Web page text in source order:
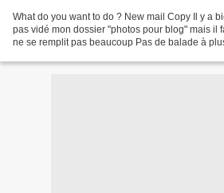
What do you want to do ? New mail Copy Il y a
pas vidé mon dossier "photos pour blog" mais il
ne se remplit pas beaucoup Pas de balade à